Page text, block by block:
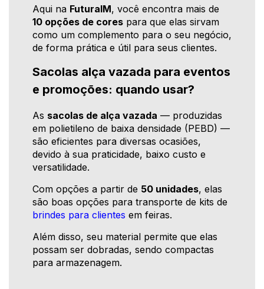
Aqui na FuturaIM, você encontra mais de
10 opções de cores para que elas sirvam
como um complemento para o seu negócio,
de forma prática e útil para seus clientes.
Sacolas alça vazada para eventos
e promoções: quando usar?
As sacolas de alça vazada — produzidas
em polietileno de baixa densidade (PEBD) —
são eficientes para diversas ocasiões,
devido à sua praticidade, baixo custo e
versatilidade.
Com opções a partir de 50 unidades, elas
são boas opções para transporte de kits de
brindes para clientes em feiras.
Além disso, seu material permite que elas
possam ser dobradas, sendo compactas
para armazenagem.